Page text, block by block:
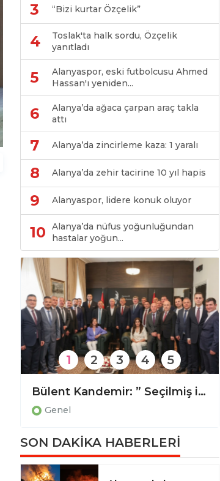
3 “Bizi kurtar Özçelik”
4
Toslak'ta halk sordu, Özçelik
yanıtladı
5
Alanyaspor, eski futbolcusu Ahmed
Hassan'ı yeniden...
6
Alanya’da ağaca çarpan araç takla
attı
7 Alanya’da zincirleme kaza: 1 yaralı
8 Alanya’da zehir tacirine 10 yıl hapis
9 Alanyaspor, lidere konuk oluyor
10
Alanya’da nüfus yoğunluğundan
hastalar yoğun...
Bülent Kandemir: ” Seçilmiş iradeye gölge düşürülemez.”
Genel
1 2 3 4 5
SON DAKİKA HABERLERİ